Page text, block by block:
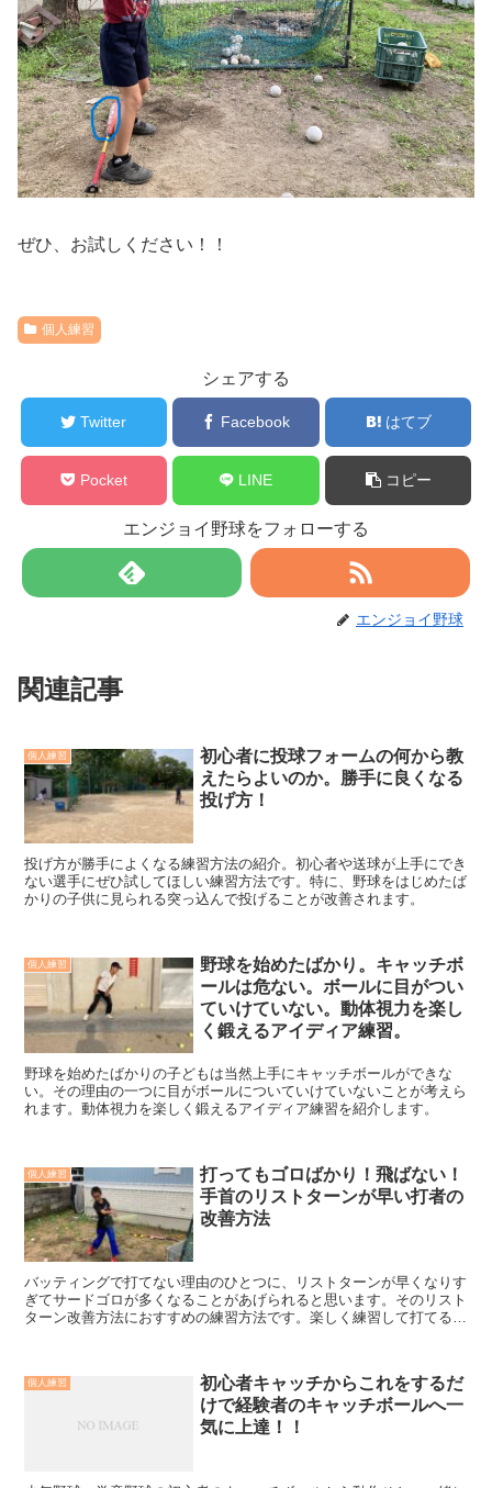
ぜひ、お試しください！！
個人練習
シェアする
Twitter Facebook はてブ
Pocket LINE コピー
エンジョイ野球をフォローする
エンジョイ野球
関連記事
個人練習
初心者に投球フォームの何から教
えたらよいのか。勝手に良くなる
投げ方！
投げ方が勝手によくなる練習方法の紹介。初心者や送球が上手にでき
ない選手にぜひ試してほしい練習方法です。特に、野球をはじめたば
かりの子供に見られる突っ込んで投げることが改善されます。
個人練習
野球を始めたばかり。キャッチボ
ールは危ない。ボールに目がつい
ていけていない。動体視力を楽し
く鍛えるアイディア練習。
野球を始めたばかりの子どもは当然上手にキャッチボールができな
い。その理由の一つに目がボールについていけていないことが考えら
れます。動体視力を楽しく鍛えるアイディア練習を紹介します。
個人練習
打ってもゴロばかり！飛ばない！
手首のリストターンが早い打者の
改善方法
バッティングで打てない理由のひとつに、リストターンが早くなりす
ぎてサードゴロが多くなることがあげられると思います。そのリスト
ターン改善方法におすすめの練習方法です。楽しく練習して打てるよ
個人練習
初心者キャッチからこれをするだ
けで経験者のキャッチボールへ一
気に上達！！